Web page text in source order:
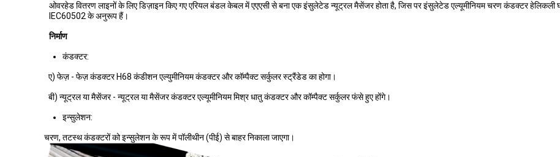
ओवरहेड वितरण लाइनों के लिए डिज़ाइन किए गए एरियल बंडल केबल में एएएसी से बना एक इंसुलेटेड न्यूट्रल मैसेंजर होता है, जिस पर इंसुलेटेड एल्यूमीनियम चरण कंडक्टर हेलिकली
IEC60502 के अनुरूप हैं।
निर्माण
कंडक्टर:
ए) फेज़ - फेज़ कंडक्टर H68 कंडीशन एल्युमीनियम कंडक्टर और कॉम्पैक्ट सर्कुलर स्ट्रैंडेड का होगा।
बी) न्यूट्रल या मैसेंजर - न्यूट्रल या मैसेंजर कंडक्टर एल्यूमीनियम मिश्र धातु कंडक्टर और कॉम्पैक्ट सर्कुलर फंसे हुए होंगे।
इन्सुलेशन:
चरण, तटस्थ कंडक्टरों को इन्सुलेशन के रूप में पॉलीथीन (पीई) से बाहर निकाला जाएगा।